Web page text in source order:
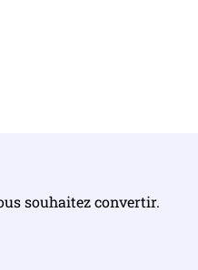
souhaitez convertir.